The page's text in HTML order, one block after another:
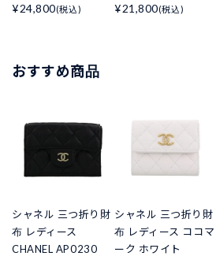
¥24,800(税込) ¥21,800(税込)
おすすめ商品
シャネル 三つ折り財
布 レディース
CHANEL AP0230
シャネル 三つ折り財
布 レディース ココマ
ーク ホワイト